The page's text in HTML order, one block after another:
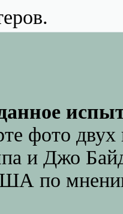
фото
и Джо
по